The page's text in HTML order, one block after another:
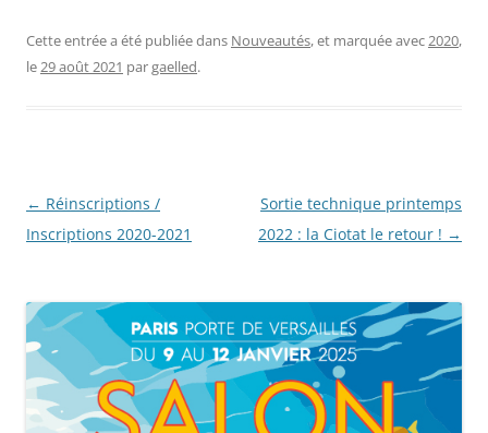
Cette entrée a été publiée dans Nouveautés, et marquée avec2020,
le29 août 2021 pargaelled.
Navigation
des
← Réinscriptions /
Inscriptions 2020-2021
Sortie technique printemps
2022 : la Ciotat le retour ! →